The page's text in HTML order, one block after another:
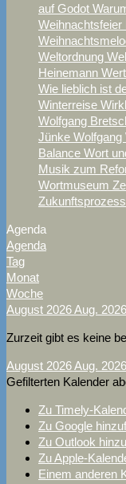
auf Godot
Weltordnung
Heinemann
Wie lieblich ist
Winterreise
Wolfgang
Jünke Wolfgang
Balance Wort
Musik zum
Wortmuseum
Agenda
Agenda
Tag
Monat
Woche
August 2026Aug. 2026
Zurzeit gibt es keine
August 2026Aug. 2026
Gefilterten Kalender
Zu Timely-
Zu Google
Zu Outlook
Zu Apple-
Einem anderen